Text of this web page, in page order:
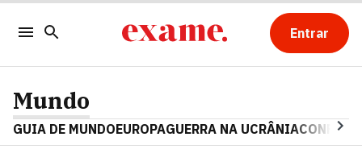
Entrar
Mundo
GUIA DE MUNDOEUROPAGUERRA NA UCRÂNIA